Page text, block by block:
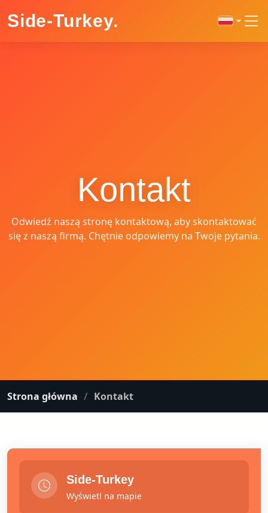
Side-Turkey.
Kontakt
Odwiedź naszą stronę kontaktową, aby skontaktować
się z naszą firmą. Chętnie odpowiemy na Twoje pytania.
Strona główna Kontakt
Side-Turkey
Wyświetl na mapie